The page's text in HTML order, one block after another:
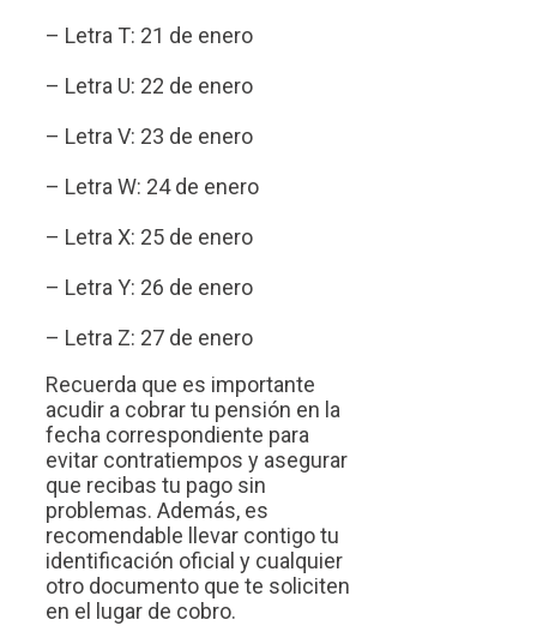
– Letra T: 21 de enero
– Letra U: 22 de enero
– Letra V: 23 de enero
– Letra W: 24 de enero
– Letra X: 25 de enero
– Letra Y: 26 de enero
– Letra Z: 27 de enero
Recuerda que es importante
acudir a cobrar tu pensión en la
fecha correspondiente para
evitar contratiempos y asegurar
que recibas tu pago sin
problemas. Además, es
recomendable llevar contigo tu
identificación oficial y cualquier
otro documento que te soliciten
en el lugar de cobro.